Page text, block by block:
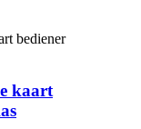
kaart